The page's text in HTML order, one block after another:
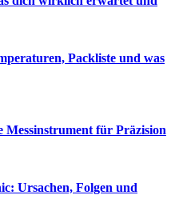
Packliste und was
Messinstrument für Präzision
Ursachen, Folgen und